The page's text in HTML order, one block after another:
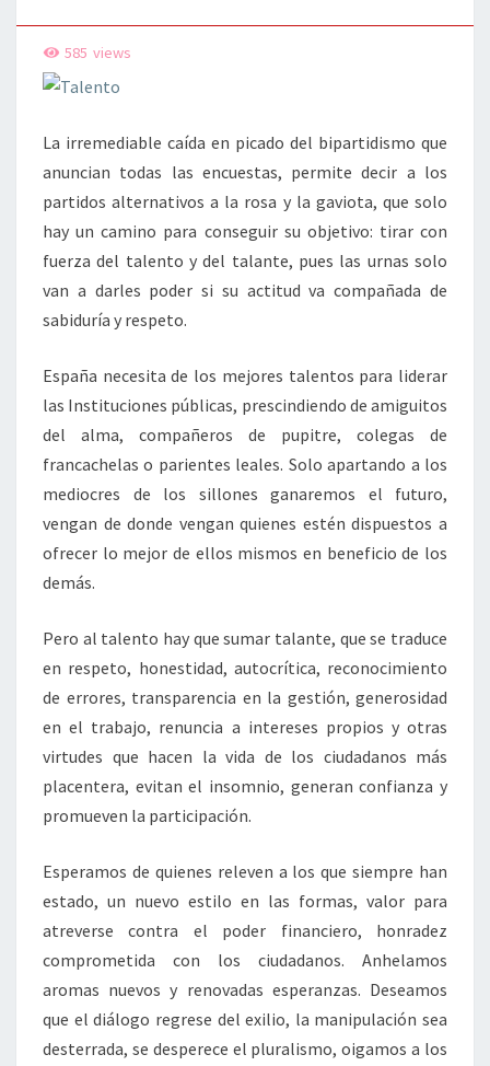
585 views
La irremediable caída en picado del bipartidismo que
anuncian todas las encuestas, permite decir a los
partidos alternativos a la rosa y la gaviota, que solo
hay un camino para conseguir su objetivo: tirar con
fuerza del talento y del talante, pues las urnas solo
van a darles poder si su actitud va compañada de
sabiduría y respeto.
España necesita de los mejores talentos para liderar
las Instituciones públicas, prescindiendo de amiguitos
del alma, compañeros de pupitre, colegas de
francachelas o parientes leales. Solo apartando a los
mediocres de los sillones ganaremos el futuro,
vengan de donde vengan quienes estén dispuestos a
ofrecer lo mejor de ellos mismos en beneficio de los
demás.
Pero al talento hay que sumar talante, que se traduce
en respeto, honestidad, autocrítica, reconocimiento
de errores, transparencia en la gestión, generosidad
en el trabajo, renuncia a intereses propios y otras
virtudes que hacen la vida de los ciudadanos más
placentera, evitan el insomnio, generan confianza y
promueven la participación.
Esperamos de quienes releven a los que siempre han
estado, un nuevo estilo en las formas, valor para
atreverse contra el poder financiero, honradez
comprometida con los ciudadanos. Anhelamos
aromas nuevos y renovadas esperanzas. Deseamos
que el diálogo regrese del exilio, la manipulación sea
desterrada, se desperece el pluralismo, oigamos a los